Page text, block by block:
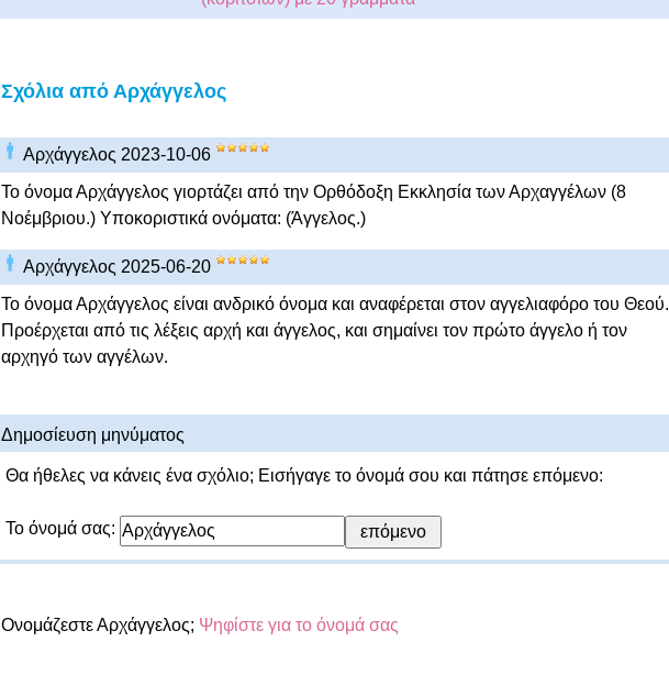
Σχόλια από Αρχάγγελος
Αρχάγγελος 2023-10-06
Το όνομα Αρχάγγελος γιορτάζει από την Ορθόδοξη Εκκλησία των Αρχαγγέλων (8
Νοέμβριου.) Υποκοριστικά ονόματα: (Άγγελος.)
Αρχάγγελος 2025-06-20
Το όνομα Αρχάγγελος είναι ανδρικό όνομα και αναφέρεται στον αγγελιαφόρο του Θεού.
Προέρχεται από τις λέξεις αρχή και άγγελος, και σημαίνει τον πρώτο άγγελο ή τον
αρχηγό των αγγέλων.
Δημοσίευση μηνύματος
Θα ήθελες να κάνεις ένα σχόλιο; Εισήγαγε το όνομά σου και πάτησε επόμενο:
Το όνομά σας:
Ονομάζεστε Αρχάγγελος; Ψηφίστε για το όνομά σας